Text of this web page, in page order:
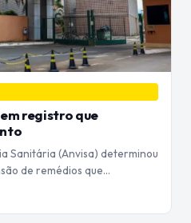
registro que
Sanitária (Anvisa) determinou
de remédios que…